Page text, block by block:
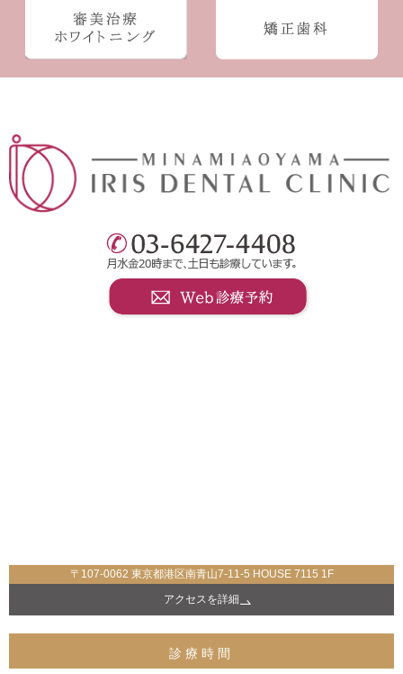
〒107-0062 東京都港区南青山7-11-5 HOUSE 7115 1F
アクセスを詳細
診療時間